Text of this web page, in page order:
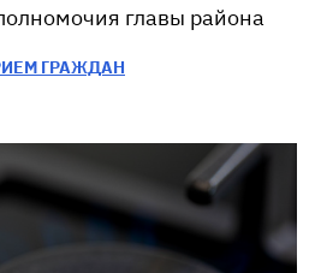
главы района
ГРАЖДАН